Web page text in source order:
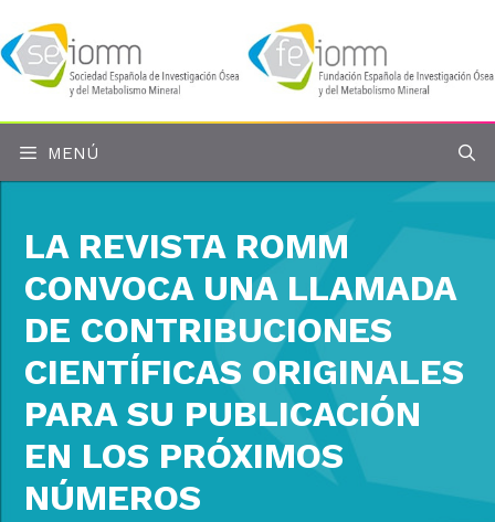
al
contenido
MENÚ
LA REVISTA ROMM
CONVOCA UNA LLAMADA
DE CONTRIBUCIONES
CIENTÍFICAS ORIGINALES
PARA SU PUBLICACIÓN
EN LOS PRÓXIMOS
NÚMEROS